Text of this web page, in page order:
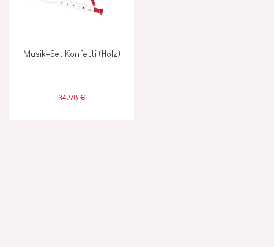
Musik-Set Konfetti (Holz)
34,98 €